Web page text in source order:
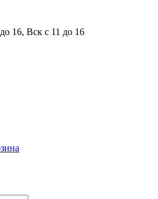
16, Вск с 11 до 16